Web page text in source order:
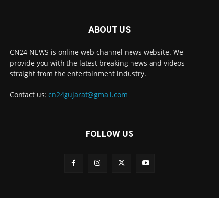
ABOUT US
CN24 NEWS is online web channel news website. We
provide you with the latest breaking news and videos
straight from the entertainment industry.
Contact us: cn24gujarat@gmail.com
FOLLOW US